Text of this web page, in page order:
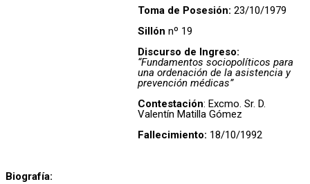
Toma de Posesión: 23/10/1979
Sillón nº 19
Discurso de Ingreso:
“Fundamentos sociopolíticos para
una ordenación de la asistencia y
prevención médicas”
Contestación: Excmo. Sr. D.
Valentín Matilla Gómez
Fallecimiento: 18/10/1992
Biografía: